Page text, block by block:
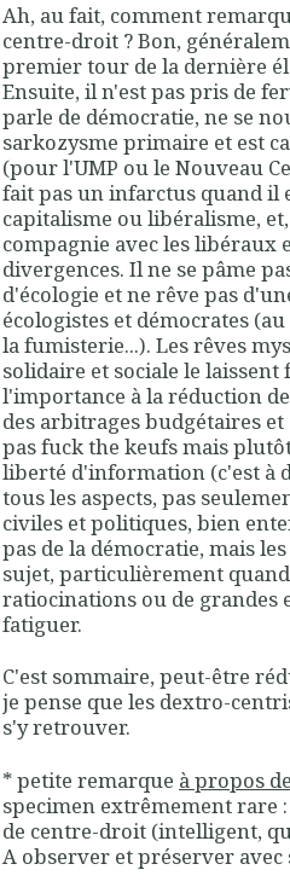
Ah, au fait, comment
centre-droit ? Bon,
premier tour de la dernière
Ensuite, il n'est pas pris de
parle de démocratie, ne se
sarkozysme primaire et est
(pour l'UMP ou le Nouveau
fait pas un infarctus quand il
capitalisme ou libéralisme,
compagnie avec les libéraux
divergences. Il ne se pâme
d'écologie et ne rêve pas
écologistes et démocrates
la fumisterie...). Les rêves
solidaire et sociale le
l'importance à la réduction
des arbitrages budgétaires
pas fuck the keufs mais
liberté d'information (c'est à
tous les aspects, pas
civiles et politiques, bien
pas de la démocratie, mais
sujet, particulièrement
ratiocinations ou de grandes
fatiguer.
C'est sommaire, peut-être
je pense que les dextro-
s'y retrouver.
* petite remarque à propos
specimen extrêmement rare
de centre-droit (intelligent,
A observer et préserver avec